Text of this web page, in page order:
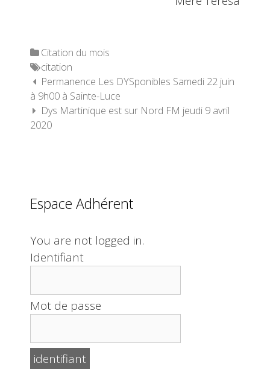
Categories
Citation du mois
Tags
citation
Navigation des articles
Permanence Les DYSponibles Samedi 22 juin
à 9h00 à Sainte-Luce
Dys Martinique est sur Nord FM jeudi 9 avril
2020
Espace Adhérent
You are not logged in.
Identifiant
Mot de passe